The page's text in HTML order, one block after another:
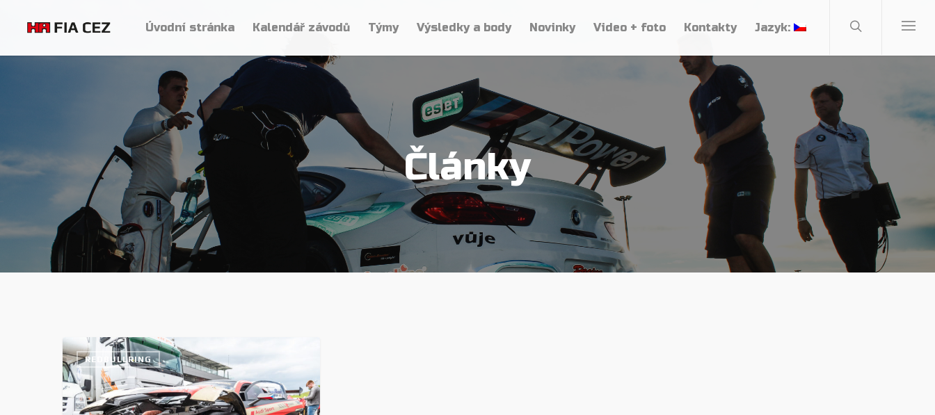
Úvodní stránka Kalendář závodů Týmy Výsledky a body Novinky Video + foto Kontakty Jazyk:
Články
REDBULLRING